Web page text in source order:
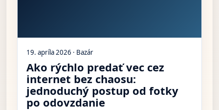
19. apríla 2026 · Bazár
Ako rýchlo predať vec cez
internet bez chaosu:
jednoduchý postup od fotky
po odovzdanie